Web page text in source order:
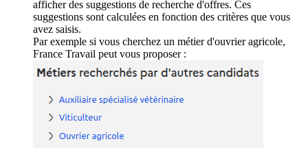
afficher des suggestions de recherche d'offres. Ces
suggestions sont calculées en fonction des critères que vous
avez saisis.
Par exemple si vous cherchez un métier d'ouvrier agricole,
France Travail peut vous proposer :